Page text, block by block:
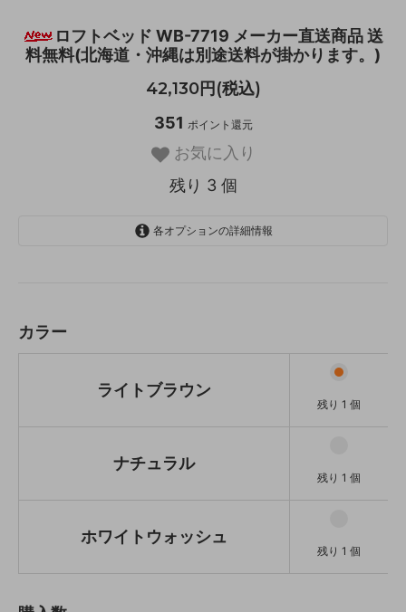
ロフトベッド WB-7719 メーカー直送商品 送
料無料(北海道・沖縄は別途送料が掛かります。)
42,130円(税込)
351 ポイント還元
お気に入り
残り 3 個
各オプションの詳細情報
ホワイトウォッシュ
カラー
ライトブラウン
残り 1 個
ナチュラル
残り 1 個
ホワイトウォッシュ
残り 1 個